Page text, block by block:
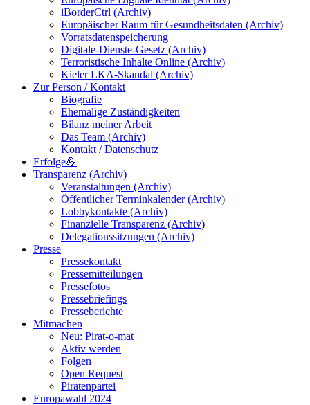
iBorderCtrl (Archiv)
Europäischer Raum für Gesundheitsdaten (Archiv)
Vorratsdatenspeicherung
Digitale-Dienste-Gesetz (Archiv)
Terroristische Inhalte Online (Archiv)
Kieler LKA-Skandal (Archiv)
Zur Person / Kontakt
Biografie
Ehemalige Zuständigkeiten
Bilanz meiner Arbeit
Das Team (Archiv)
Kontakt / Datenschutz
Erfolge💪
Transparenz (Archiv)
Veranstaltungen (Archiv)
Öffentlicher Terminkalender (Archiv)
Lobbykontakte (Archiv)
Finanzielle Transparenz (Archiv)
Delegationssitzungen (Archiv)
Presse
Pressekontakt
Pressemitteilungen
Pressefotos
Pressebriefings
Presseberichte
Mitmachen
Neu: Pirat-o-mat
Aktiv werden
Folgen
Open Request
Piratenpartei
Europawahl 2024